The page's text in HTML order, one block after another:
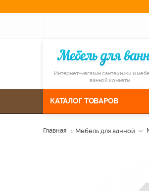
Интернет-магазин сантехники и
ванной комнаты
КАТАЛОГ ТОВАРОВ
Главная Мебель для ванной